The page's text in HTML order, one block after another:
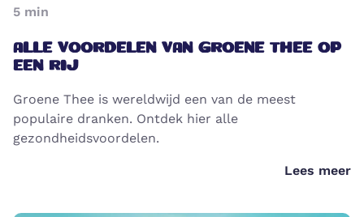
5 min
ALLE VOORDELEN VAN GROENE THEE OP
EEN RIJ
Groene Thee is wereldwijd een van de meest
populaire dranken. Ontdek hier alle
gezondheidsvoordelen.
Lees meer